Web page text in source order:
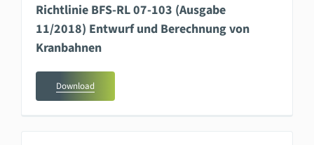
Richtlinie BFS-RL 07-103 (Ausgabe
11/2018) Entwurf und Berechnung von
Kranbahnen
Download